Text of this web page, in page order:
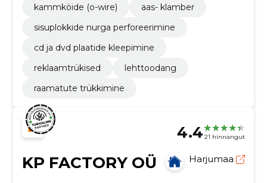
kammköide (o-wire)
aas- klamber
sisuplokkide nurga perforeerimine
cd ja dvd plaatide kleepimine
reklaamtrükised
lehttoodang
raamatute trükkimine
4.4 21 hinnangut
KP FACTORY OÜ Harjumaa